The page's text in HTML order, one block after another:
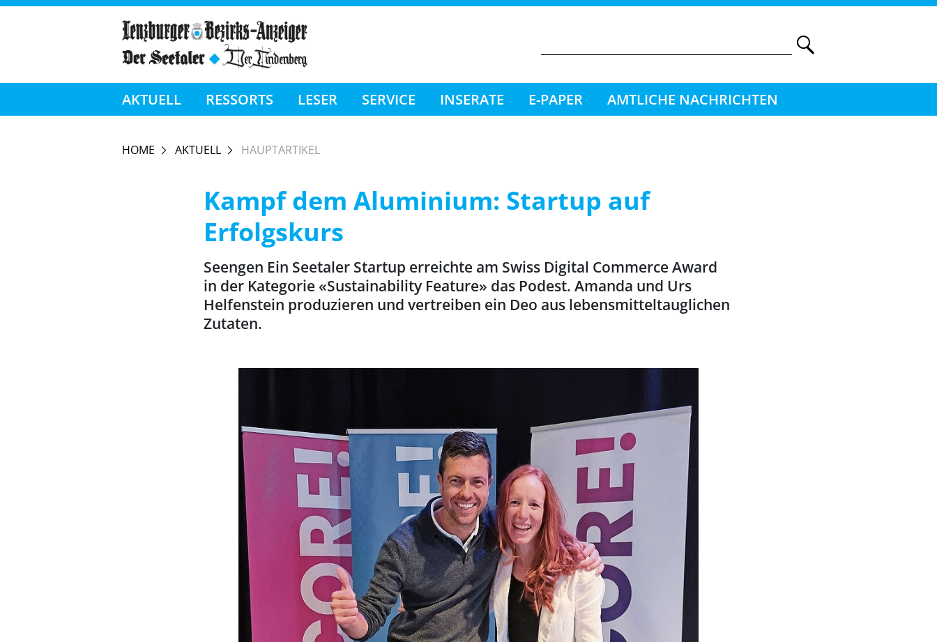
AKTUELL RESSORTS LESER SERVICE INSERATE E-PAPER AMTLICHE NACHRICHTEN
HOME AKTUELL HAUPTARTIKEL
Kampf dem Aluminium: Startup auf
Erfolgskurs
Seengen Ein Seetaler Startup erreichte am Swiss Digital Commerce Award
in der Kategorie «Sustainability Feature» das Podest. Amanda und Urs
Helfenstein produzieren und vertreiben ein Deo aus lebensmitteltauglichen
Zutaten.